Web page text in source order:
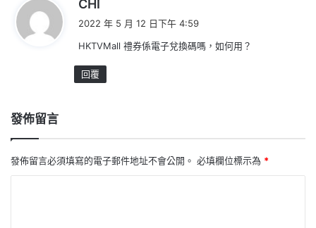
CHI
示
2022 年 5 月 12 日下午 4:59
HKTVMall 禮券係電子兌換碼嗎，如何用？
回覆
發佈留言
發佈留言必須填寫的電子郵件地址不會公開。 必填欄位標示為 *